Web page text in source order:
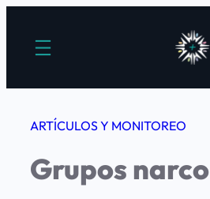
ARTÍCULOS Y MONITOREO
Grupos narco